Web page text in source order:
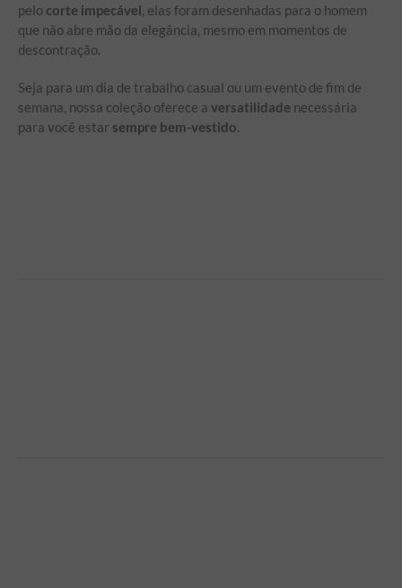
pelo corte impecável, elas foram desenhadas para o homem
que não abre mão da elegância, mesmo em momentos de
descontração.
Seja para um dia de trabalho casual ou um evento de fim de
semana, nossa coleção oferece a versatilidade necessária
para você estar sempre bem-vestido.